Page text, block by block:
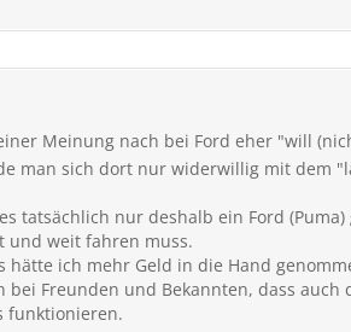
Meinung nach bei Ford eher "will
man sich dort nur widerwillig mit dem
tatsächlich nur deshalb ein Ford
und weit fahren muss.
hätte ich mehr Geld in die Hand
bei Freunden und Bekannten, dass
funktionieren.